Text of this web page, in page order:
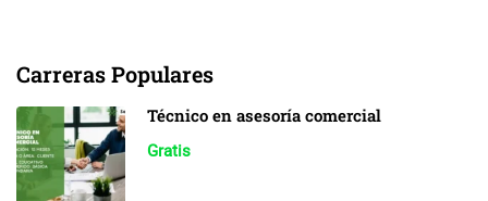
Carreras Populares
Técnico en asesoría comercial
Gratis